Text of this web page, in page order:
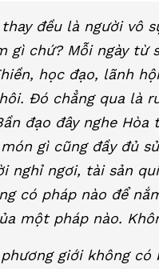
thay đều là người vô
gì chứ? Mỗi ngày từ
học đạo, lãnh
Đó chẳng qua là
đạo đây nghe Hòa
gì cũng đầy đủ
nghỉ ngơi, tài sản
có pháp nào để
một pháp nào.
giới không